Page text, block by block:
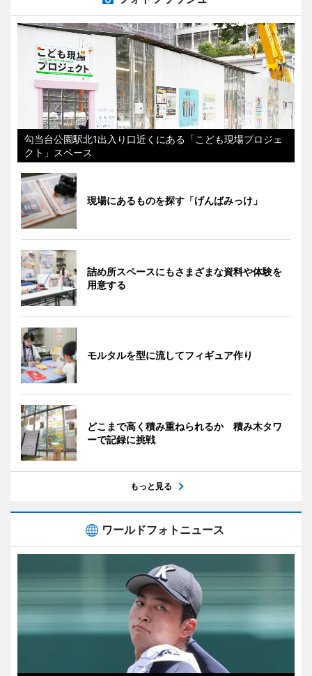
勾当台公園駅北1出入り口近くにある「こども現場プロジェ
クト」スペース
現場にあるものを探す「げんばみっけ」
詰め所スペースにもさまざまな資料や体験を
用意する
モルタルを型に流してフィギュア作り
どこまで高く積み重ねられるか 積み木タワ
ーで記録に挑戦
もっと見る
ワールドフォトニュース